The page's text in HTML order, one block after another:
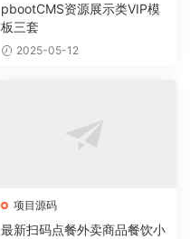
pbootCMS资源展示类VIP模
板三套
2025-05-12
项目源码
最新扫码点餐外卖商品餐饮小